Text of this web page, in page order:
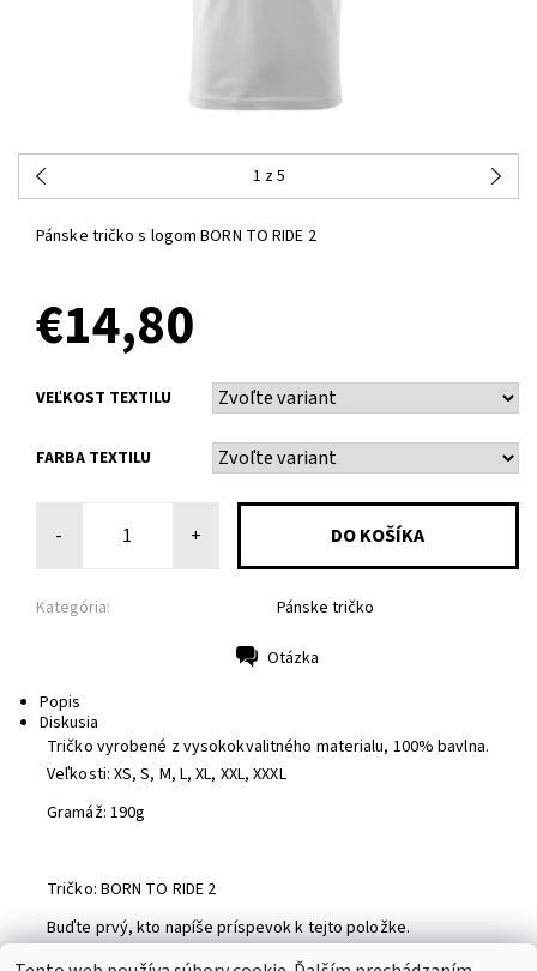
1 z 5
Pánske tričko s logom BORN TO RIDE 2
€14,80
VEĽKOST TEXTILU
FARBA TEXTILU
- +
Kategória: Pánske tričko
Otázka
Popis
Diskusia
Tričko vyrobené z vysokokvalitného materialu, 100% bavlna.
Veľkosti: XS, S, M, L, XL, XXL, XXXL
Gramáž: 190g
Tričko: BORN TO RIDE 2
Buďte prvý, kto napíše príspevok k tejto položke.
Pridať komentár